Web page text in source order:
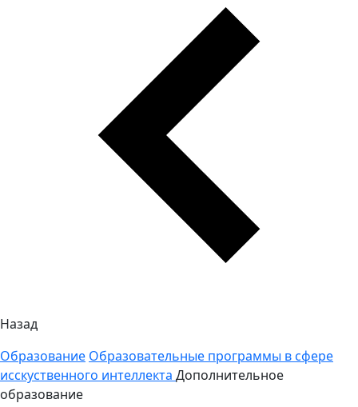
Назад
Образование Образовательные программы в сфере
исскуственного интеллекта Дополнительное
образование